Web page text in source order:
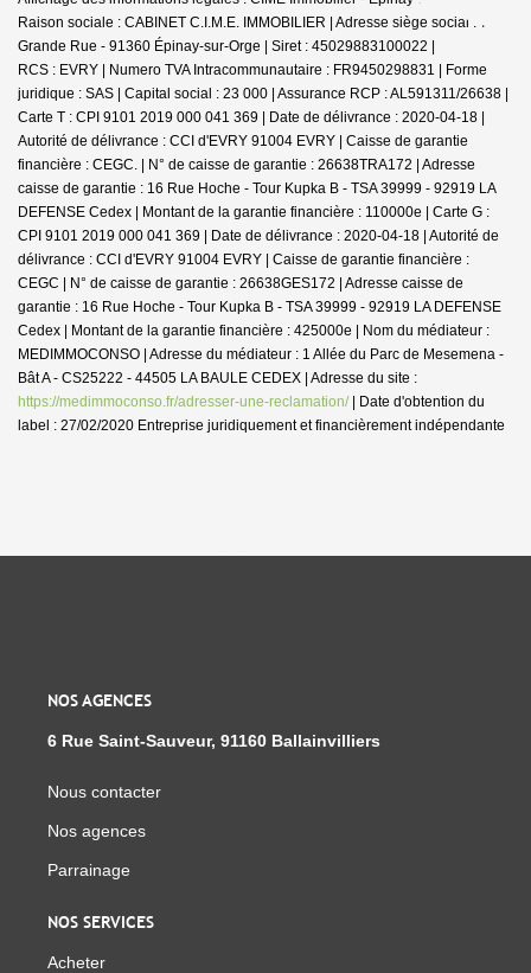
Raison sociale : CABINET C.I.M.E. IMMOBILIER | Adresse siège social : 7
Grande Rue - 91360 Épinay-sur-Orge | Siret : 45029883100022 |
RCS : EVRY | Numero TVA Intracommunautaire : FR9450298831 | Forme
juridique : SAS | Capital social : 23 000 | Assurance RCP : AL591311/26638 |
Carte T : CPI 9101 2019 000 041 369 | Date de délivrance : 2020-04-18 |
Autorité de délivrance : CCI d'EVRY 91004 EVRY | Caisse de garantie
financière : CEGC. | N° de caisse de garantie : 26638TRA172 | Adresse
caisse de garantie : 16 Rue Hoche - Tour Kupka B - TSA 39999 - 92919 LA
DEFENSE Cedex | Montant de la garantie financière : 110000e | Carte G :
CPI 9101 2019 000 041 369 | Date de délivrance : 2020-04-18 | Autorité de
délivrance : CCI d'EVRY 91004 EVRY | Caisse de garantie financière :
CEGC | N° de caisse de garantie : 26638GES172 | Adresse caisse de
garantie : 16 Rue Hoche - Tour Kupka B - TSA 39999 - 92919 LA DEFENSE
Cedex | Montant de la garantie financière : 425000e | Nom du médiateur :
MEDIMMOCONSO | Adresse du médiateur : 1 Allée du Parc de Mesemena -
Bât A - CS25222 - 44505 LA BAULE CEDEX | Adresse du site :
https://medimmoconso.fr/adresser-une-reclamation/| Date d'obtention du
label : 27/02/2020 Entreprise juridiquement et financièrement indépendante
NOS AGENCES
6 Rue Saint-Sauveur, 91160 Ballainvilliers
Nous contacter
Nos agences
Parrainage
NOS SERVICES
Acheter